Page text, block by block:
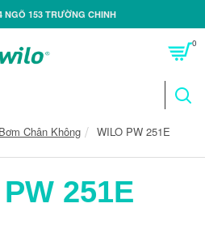
NGÕ 153 TRƯỜNG CHINH
0
Bơm Chân Không WILO PW 251E
251E